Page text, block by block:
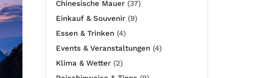
Chinesische Mauer (37)
Einkauf & Souvenir (9)
Essen & Trinken (4)
Events & Veranstaltungen (4)
Klima & Wetter (2)